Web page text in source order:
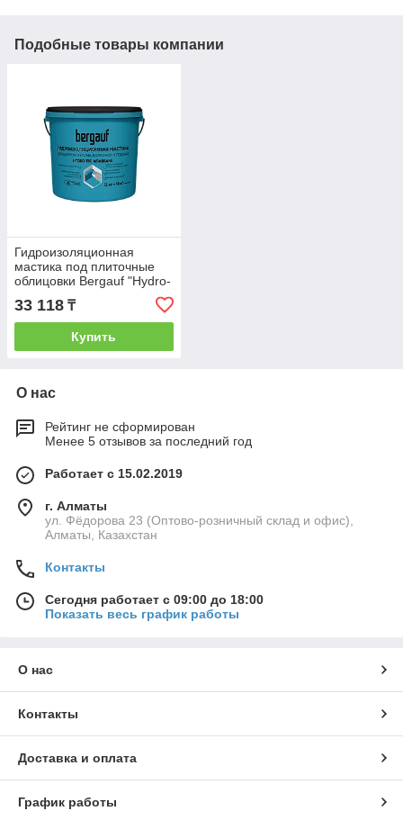
Подобные товары компании
Гидроизоляционная
мастика под плиточные
облицовки Bergauf "Hydro-
Tec Membrane", 13 кг
33 118 ₸
Купить
О нас
Рейтинг не сформирован
Менее 5 отзывов за последний год
Работает с 15.02.2019
г. Алматы
ул. Фёдорова 23 (Оптово-розничный склад и офис),
Алматы, Казахстан
Контакты
Сегодня работает с 09:00 до 18:00
Показать весь график работы
О нас
Контакты
Доставка и оплата
График работы